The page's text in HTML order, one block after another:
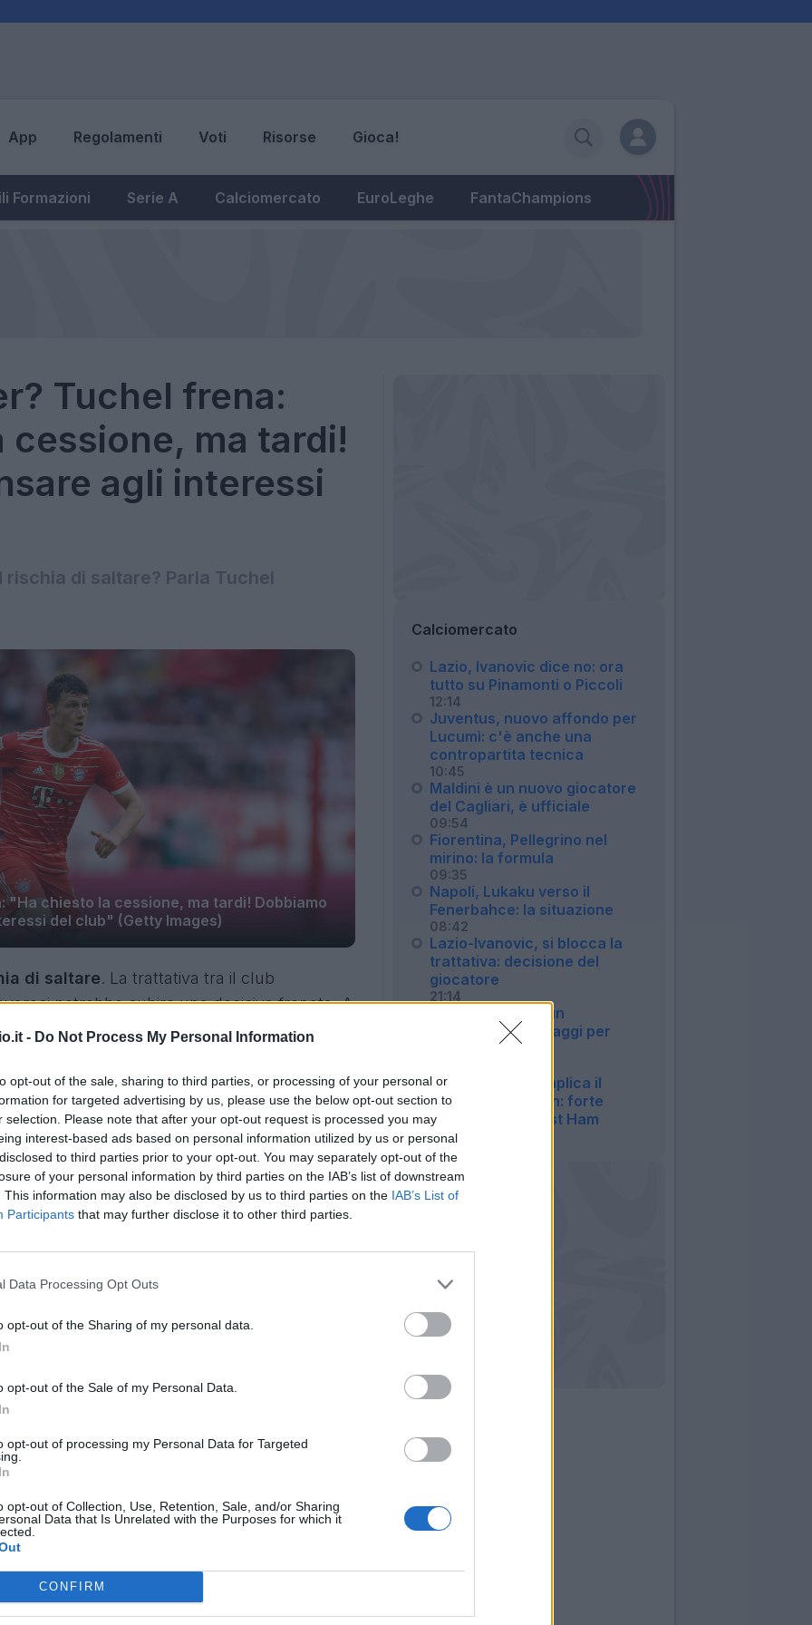
- Do Not Process My Personal Information
opt-out of the sale, sharing to third parties, or processing of your personal or
for targeted advertising by us, please use the below opt-out section to
selection. Please note that after your opt-out request is processed you may
interest-based ads based on personal information utilized by us or personal
to third parties prior to your opt-out. You may separately opt-out of the
of your personal information by third parties on the IAB’s list of downstream
This information may also be disclosed by us to third parties on the IAB’s List of
Participants that may further disclose it to other third parties.
Data Processing Opt Outs
opt-out of the Sharing of my personal data.
opt-out of the Sale of my Personal Data.
opt-out of processing my Personal Data for Targeted
opt-out of Collection, Use, Retention, Sale, and/or Sharing
Data that Is Unrelated with the Purposes for which it
CONFIRM
App Regolamenti Voti Risorse Gioca!
Formazioni Serie A Calciomercato EuroLeghe FantaChampions
Tuchel frena:
cessione, ma tardi!
agli interessi
di saltare? Parla Tuchel
"Ha chiesto la cessione, ma tardi! Dobbiamo
del club" (Getty Images)
di saltare. La trattativa tra il club
potrebbe subire una decisiva frenata. A
Tuchel che vorrebbe trattenere il difensore
in conferenza stampa:
richiesta è arrivata molto tardi. Questo è un
contrattuale. La cosa mi ha sorpreso
interessi del nostro club quindi deve arrivare
avere noi il tempo di riuscire a trovare
a lavorare con lui".
del difernsore del Bayern:
Calciomercato
Lazio, Ivanovic dice no: ora
tutto su Pinamonti o Piccoli
12:14
Juventus, nuovo affondo per
Lucumì: c'è anche una
contropartita tecnica
10:45
Maldini è un nuovo giocatore
del Cagliari, è ufficiale
09:54
Fiorentina, Pellegrino nel
mirino: la formula
09:35
Napoli, Lukaku verso il
Fenerbahce: la situazione
08:42
Lazio-Ivanovic, si blocca la
trattativa: decisione del
giocatore
21:14
Genoa, si cerca un
attaccante: sondaggi per
Dallinga e Piccoli
Fiorentina, si complica il
ritorno di Solomon: forte
interesse del West Ham
14:07